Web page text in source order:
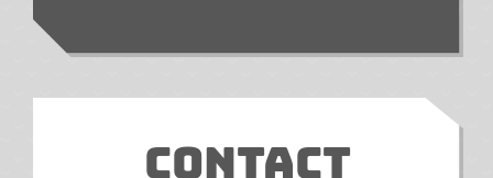
CONTACT